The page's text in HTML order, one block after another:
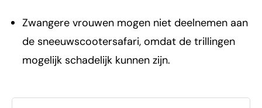
Zwangere vrouwen mogen niet deelnemen aan
de sneeuwscootersafari, omdat de trillingen
mogelijk schadelijk kunnen zijn.